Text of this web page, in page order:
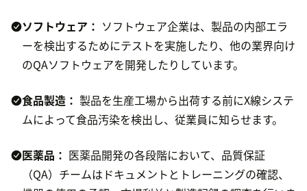
ソフトウェア： ソフトウェア企業は、製品の内部エラ
ーを検出するためにテストを実施したり、他の業界向け
のQAソフトウェアを開発したりしています。
食品製造： 製品を生産工場から出荷する前にX線システ
ムによって食品汚染を検出し、従業員に知らせます。
医薬品： 医薬品開発の各段階において、品質保証
（QA）チームはドキュメントとトレーニングの確認、